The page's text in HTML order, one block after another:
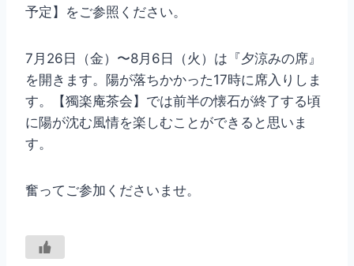
予定】をご参照ください。
7月26日（金）〜8月6日（火）は『夕涼みの席』
を開きます。陽が落ちかかった17時に席入りしま
す。【獨楽庵茶会】では前半の懐石が終了する頃
に陽が沈む風情を楽しむことができると思いま
す。
奮ってご参加くださいませ。